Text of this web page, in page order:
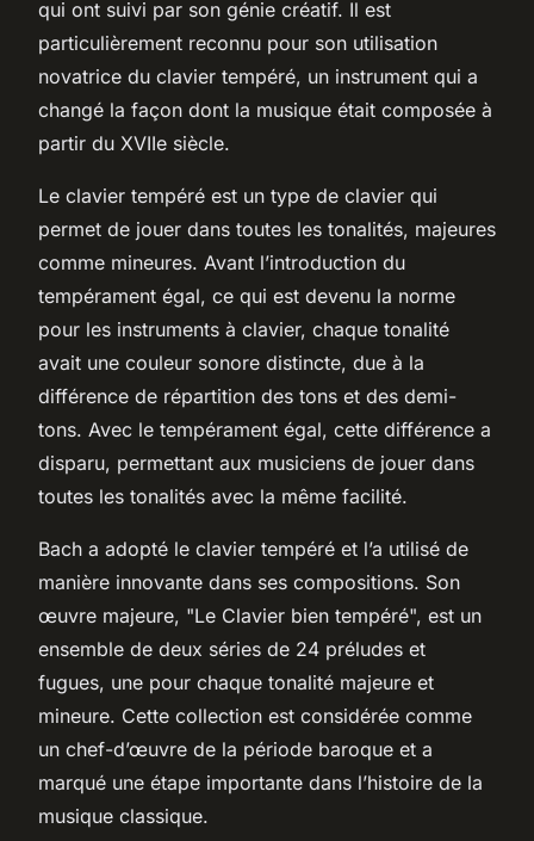
qui ont suivi par son génie créatif. Il est
particulièrement reconnu pour son utilisation
novatrice du clavier tempéré, un instrument qui a
changé la façon dont la musique était composée à
partir du XVIIe siècle.
Le clavier tempéré est un type de clavier qui
permet de jouer dans toutes les tonalités, majeures
comme mineures. Avant l’introduction du
tempérament égal, ce qui est devenu la norme
pour les instruments à clavier, chaque tonalité
avait une couleur sonore distincte, due à la
différence de répartition des tons et des demi-
tons. Avec le tempérament égal, cette différence a
disparu, permettant aux musiciens de jouer dans
toutes les tonalités avec la même facilité.
Bach a adopté le clavier tempéré et l’a utilisé de
manière innovante dans ses compositions. Son
œuvre majeure, "Le Clavier bien tempéré", est un
ensemble de deux séries de 24 préludes et
fugues, une pour chaque tonalité majeure et
mineure. Cette collection est considérée comme
un chef-d’œuvre de la période baroque et a
marqué une étape importante dans l’histoire de la
musique classique.